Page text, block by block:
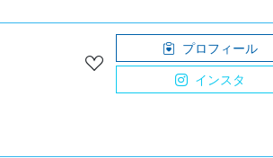
プロフィール
インスタ